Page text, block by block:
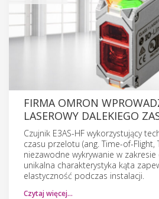
FIRMA OMRON
LASEROWY DALEKIEGO
Czujnik E3AS-HF wykorzystujący
czasu przelotu (ang. Time-of-Flight,
niezawodne wykrywanie w
unikalna charakterystyka kąta
elastyczność podczas instalacji.
Czytaj więcej…